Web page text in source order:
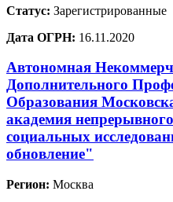
Статус: Зарегистрированные
Дата ОГРН: 16.11.2020
Автономная
Дополнительного
Образования
академия
социальных
обновление"
Регион: Москва